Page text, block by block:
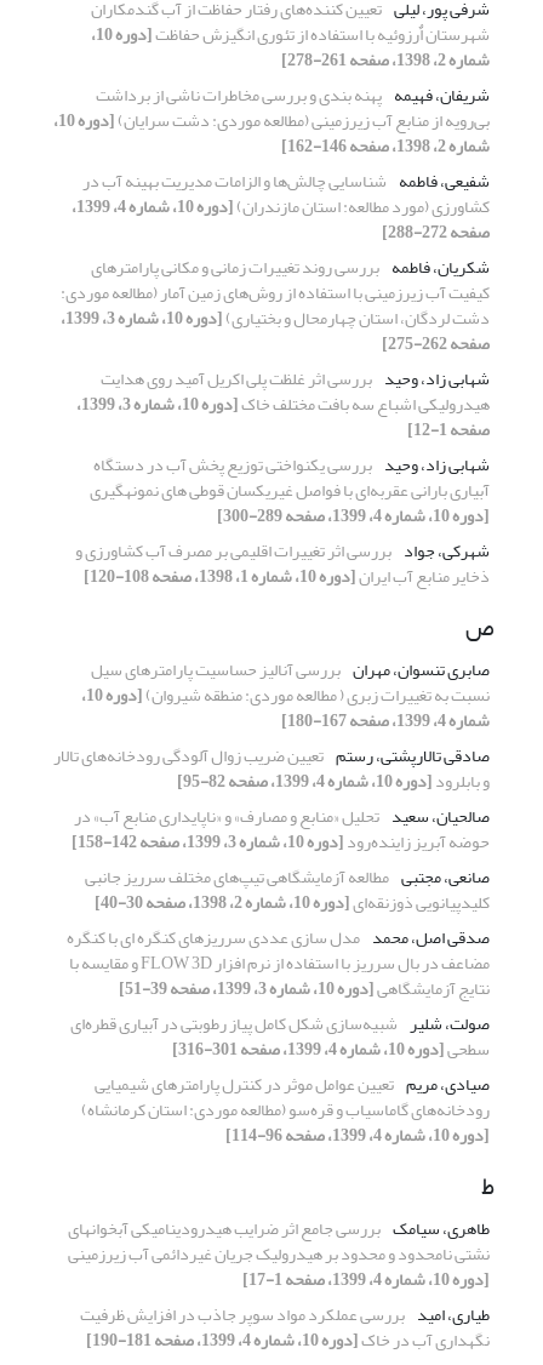
شرفی پور، لیلی تعیین کننده‌های رفتار حفاظت از آب گندم‏کاران
شهرستان اٌرزوئیه با استفاده از تئوری انگیزش حفاظت [دوره 10،
شماره 2، 1398، صفحه 261-278]
شریفان، فهیمه پهنه ‌بندی و بررسی مخاطرات ناشی از برداشت
بی‌رویه از منابع آب زیرزمینی (مطالعه موردی: دشت سرایان) [دوره 10،
شماره 2، 1398، صفحه 146-162]
شفیعی، فاطمه شناسایی چالش‌ها و الزامات مدیریت بهینه آب در
کشاورزی (مورد مطالعه: استان مازندران) [دوره 10، شماره 4، 1399،
صفحه 272-288]
شکریان، فاطمه بررسی روند تغییرات زمانی و مکانی پارامترهای
کیفیت آب زیرزمینی با استفاده از روش‌های زمین آمار (مطالعه موردی:
دشت لردگان، استان چهارمحال و بختیاری) [دوره 10، شماره 3، 1399،
صفحه 262-275]
شهابی زاد، وحید بررسی اثر غلظت پلی اکریل آمید روی هدایت
هیدرولیکی اشباع سه بافت مختلف خاک [دوره 10، شماره 3، 1399،
صفحه 1-12]
شهابی زاد، وحید بررسی یکنواختی توزیع پخش آب در دستگاه
آبیاری بارانی عقربه‌ای با فواصل غیریکسان قوطی های نمونه‏گیری
[دوره 10، شماره 4، 1399، صفحه 289-300]
شهرکی، جواد بررسی اثر تغییرات اقلیمی بر مصرف آب کشاورزی و
ذخایر منابع آب ایران[دوره 10، شماره 1، 1398، صفحه 108-120]
ص
صابری تنسوان، مهران بررسی آنالیز حساسیت پارامترهای سیل
نسبت به تغییرات زبری ( مطالعه موردی: منطقه شیروان) [دوره 10،
شماره 4، 1399، صفحه 167-180]
صادقی تالارپشتی، رستم تعیین ضریب زوال آلودگی رودخانه‌های تالار
و بابلرود[دوره 10، شماره 4، 1399، صفحه 82-95]
صالحیان، سعید تحلیل «منابع و مصارف» و «ناپایداری منابع آب» در
حوضه آبریز زاینده‌رود[دوره 10، شماره 3، 1399، صفحه 142-158]
صانعی، مجتبی مطالعه آزمایشگاهی تیپ‌های مختلف سرریز جانبی
کلیدپیانویی ذوزنقه‌ای[دوره 10، شماره 2، 1398، صفحه 30-40]
صدقی اصل، محمد مدل سازی عددی سرریزهای کنگره ای با کنگره
مضاعف در بال سرریز با استفاده از نرم افزار FLOW 3D و مقایسه با
نتایج آزمایشگاهی[دوره 10، شماره 3، 1399، صفحه 39-51]
صولت، شلیر شبیه‌سازی شکل کامل پیاز رطوبتی در آبیاری قطره‌ای
سطحی[دوره 10، شماره 4، 1399، صفحه 301-316]
صیادی، مریم تعیین عوامل موثر در کنترل پارامترهای شیمیایی
رودخانه‌‎های گاماسیاب و قره‌سو (مطالعه موردی: استان کرمانشاه)
[دوره 10، شماره 4، 1399، صفحه 96-114]
ط
طاهری، سیامک بررسی جامع اثر ضرایب هیدرودینامیکی آبخوانهای
نشتی نامحدود و محدود بر هیدرولیک جریان غیردائمی آب زیرزمینی
[دوره 10، شماره 4، 1399، صفحه 1-17]
طیاری، امید بررسی عملکرد مواد سوپر جاذب در افزایش ظرفیت
نگهداری آب در خاک[دوره 10، شماره 4، 1399، صفحه 181-190]